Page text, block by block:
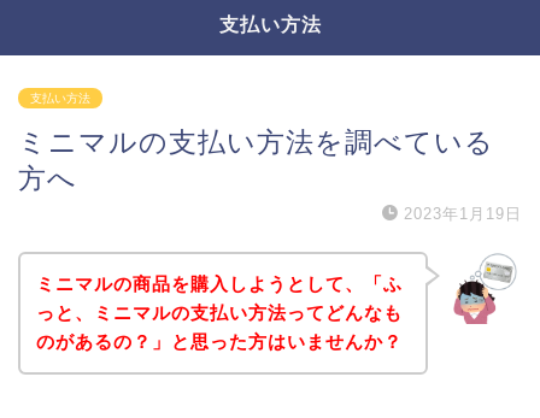
支払い方法
支払い方法
ミニマルの支払い方法を調べている
方へ
2023年1月19日
ミニマルの商品を購入しようとして、「ふ
っと、ミニマルの支払い方法ってどんなも
のがあるの？」と思った方はいませんか？